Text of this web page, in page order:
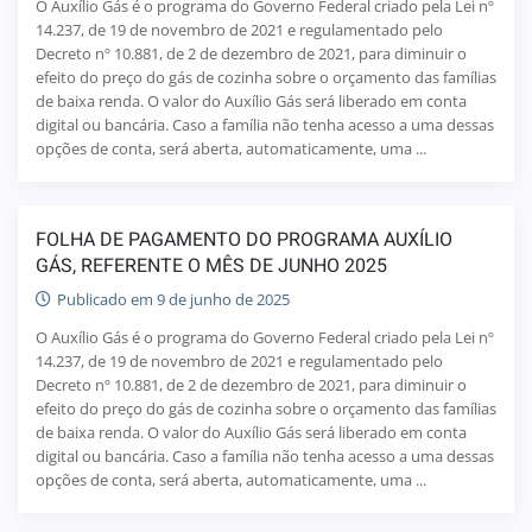
O Auxílio Gás é o programa do Governo Federal criado pela Lei nº
14.237, de 19 de novembro de 2021 e regulamentado pelo
Decreto nº 10.881, de 2 de dezembro de 2021, para diminuir o
efeito do preço do gás de cozinha sobre o orçamento das famílias
de baixa renda. O valor do Auxílio Gás será liberado em conta
digital ou bancária. Caso a família não tenha acesso a uma dessas
opções de conta, será aberta, automaticamente, uma ...
FOLHA DE PAGAMENTO DO PROGRAMA AUXÍLIO
GÁS, REFERENTE O MÊS DE JUNHO 2025
Publicado em 9 de junho de 2025
O Auxílio Gás é o programa do Governo Federal criado pela Lei nº
14.237, de 19 de novembro de 2021 e regulamentado pelo
Decreto nº 10.881, de 2 de dezembro de 2021, para diminuir o
efeito do preço do gás de cozinha sobre o orçamento das famílias
de baixa renda. O valor do Auxílio Gás será liberado em conta
digital ou bancária. Caso a família não tenha acesso a uma dessas
opções de conta, será aberta, automaticamente, uma ...